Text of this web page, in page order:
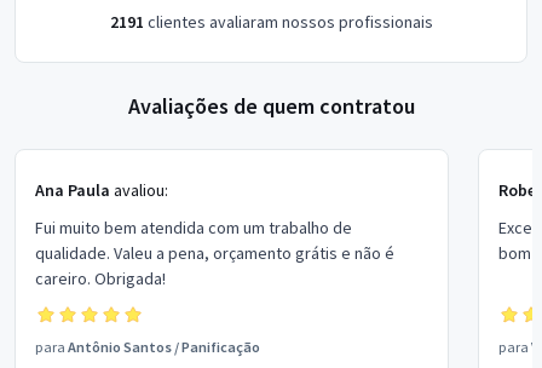
2191 clientes avaliaram nossos profissionais
Avaliações de quem contratou
Ana Paula avaliou:
Fui muito bem atendida com um trabalho de
qualidade. Valeu a pena, orçamento grátis e não é
careiro. Obrigada!
para Antônio Santos /Panificação
bom
para